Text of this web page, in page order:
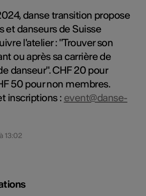
danse transition propose
et danseurs de Suisse
l'atelier : "Trouver son
ou après sa carrière de
danseur". CHF 20 pour
50 pour non membres.
inscriptions : event@danse-
13:02